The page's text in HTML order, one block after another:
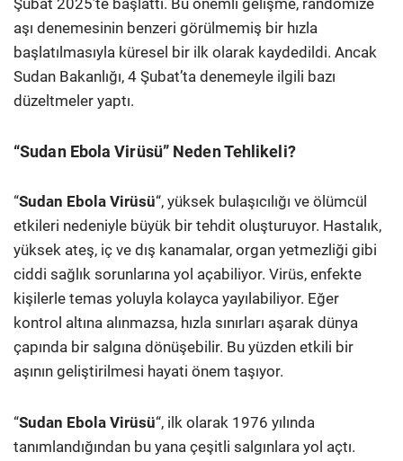
Şubat 2025’te başlattı. Bu önemli gelişme, randomize
aşı denemesinin benzeri görülmemiş bir hızla
başlatılmasıyla küresel bir ilk olarak kaydedildi. Ancak
Sudan Bakanlığı, 4 Şubat’ta denemeyle ilgili bazı
düzeltmeler yaptı.
“Sudan Ebola Virüsü” Neden Tehlikeli?
“Sudan Ebola Virüsü“, yüksek bulaşıcılığı ve ölümcül
etkileri nedeniyle büyük bir tehdit oluşturuyor. Hastalık,
yüksek ateş, iç ve dış kanamalar, organ yetmezliği gibi
ciddi sağlık sorunlarına yol açabiliyor. Virüs, enfekte
kişilerle temas yoluyla kolayca yayılabiliyor. Eğer
kontrol altına alınmazsa, hızla sınırları aşarak dünya
çapında bir salgına dönüşebilir. Bu yüzden etkili bir
aşının geliştirilmesi hayati önem taşıyor.
“Sudan Ebola Virüsü“, ilk olarak 1976 yılında
tanımlandığından bu yana çeşitli salgınlara yol açtı.